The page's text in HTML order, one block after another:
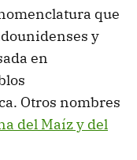
que
y
en
Otros nombres
del Maíz y del